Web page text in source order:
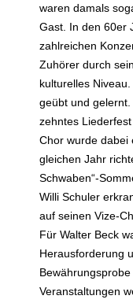
waren damals
Gast. In den 60er
zahlreichen
Zuhörer durch
kulturelles
geübt und
zehntes
Chor wurde dabei
gleichen Jahr
Schwaben“-
Willi Schuler
auf seinen Vize-
Für Walter Beck
Herausforderung
Veranstaltungen